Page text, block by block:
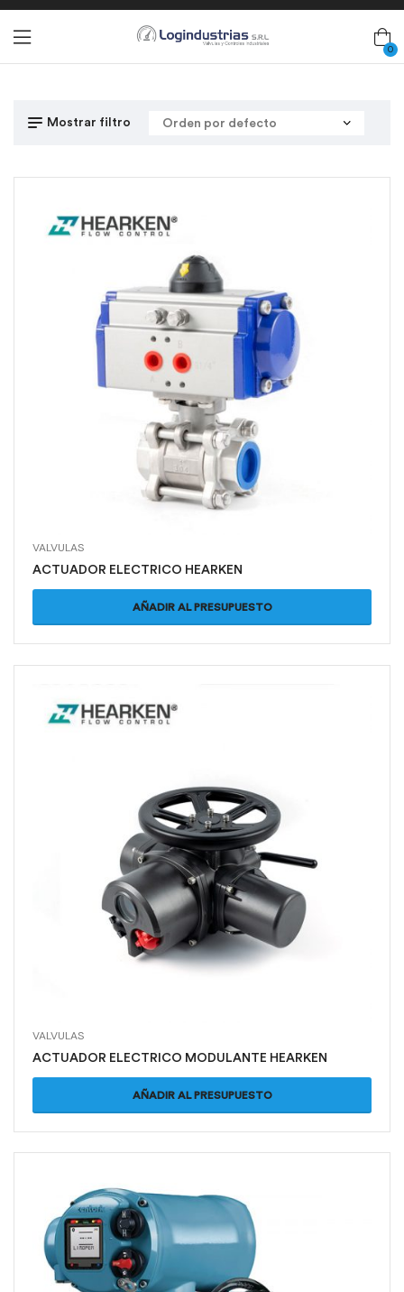
0
Mostrar filtro
VALVULAS
ACTUADOR ELECTRICO HEARKEN
AÑADIR AL PRESUPUESTO
VALVULAS
ACTUADOR ELECTRICO MODULANTE HEARKEN
AÑADIR AL PRESUPUESTO